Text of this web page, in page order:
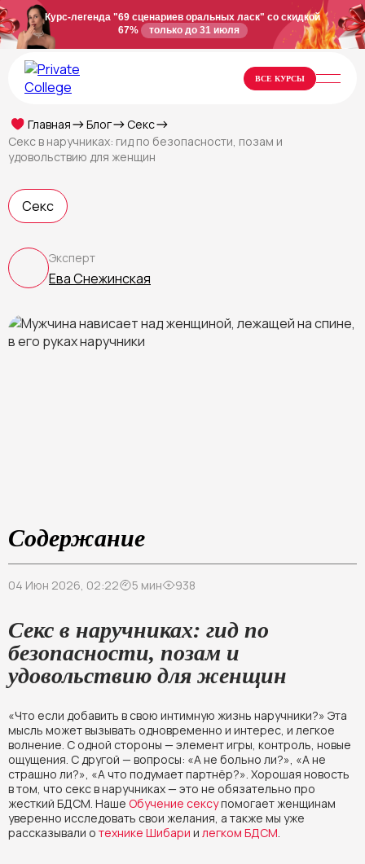
Курс-легенда "69 сценариев оральных ласк" со скидкой
67%
только до 31 июля
ВСЕ КУРСЫ
Главная Блог
Секс
Секс в наручниках: гид по безопасности, позам и
удовольствию для женщин
Секс
Эксперт
Ева Снежинская
Содержание
04 Июн 2026, 02:22 5 мин 938
Секс в наручниках: гид по
безопасности, позам и
удовольствию для женщин
«Что если добавить в свою интимную жизнь наручники?» Эта
мысль может вызывать одновременно и интерес, и легкое
волнение. С одной стороны — элемент игры, контроль, новые
ощущения. С другой — вопросы: «А не больно ли?», «А не
страшно ли?», «А что подумает партнёр?». Хорошая новость
в том, что секс в наручниках — это не обязательно про
жесткий БДСМ. Наше Обучение сексупомогает женщинам
уверенно исследовать свои желания, а также мы уже
рассказывали о технике Шибари и легком БДСМ